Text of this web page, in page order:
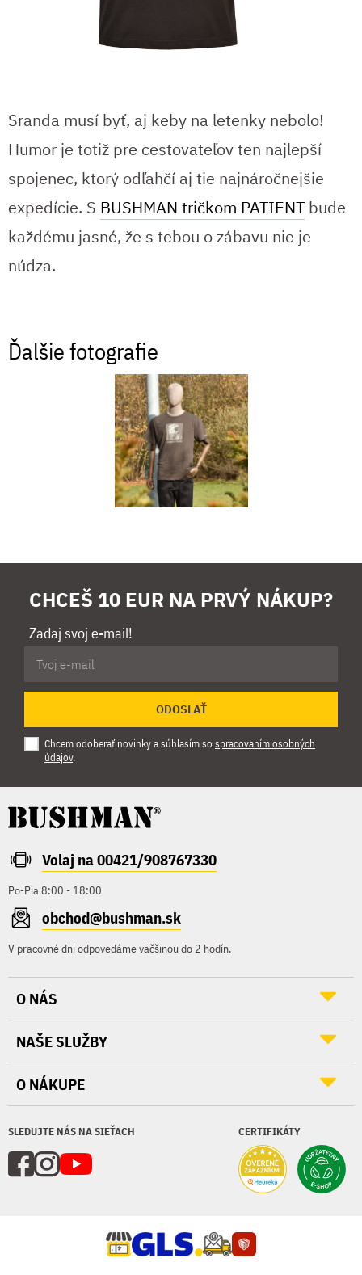
Sranda musí byť, aj keby na letenky nebolo!
Humor je totiž pre cestovateľov ten najlepší
spojenec, ktorý odľahčí aj tie najnáročnejšie
expedície. S BUSHMAN tričkom PATIENT bude
každému jasné, že s tebou o zábavu nie je
núdza.
Ďalšie fotografie
CHCEŠ 10 EUR NA PRVÝ NÁKUP?
Zadaj svoj e-mail!
ODOSLAŤ
Chcem odoberať novinky a súhlasím so spracovaním osobných
údajov.
Volaj na 00421/908767330
Po-Pia 8:00 - 18:00
obchod@bushman.sk
V pracovné dni odpovedáme väčšinou do 2 hodín.
SLEDUJTE NÁS NA SIEŤACH CERTIFIKÁTY
O NÁS
NAŠE SLUŽBY
O NÁKUPE